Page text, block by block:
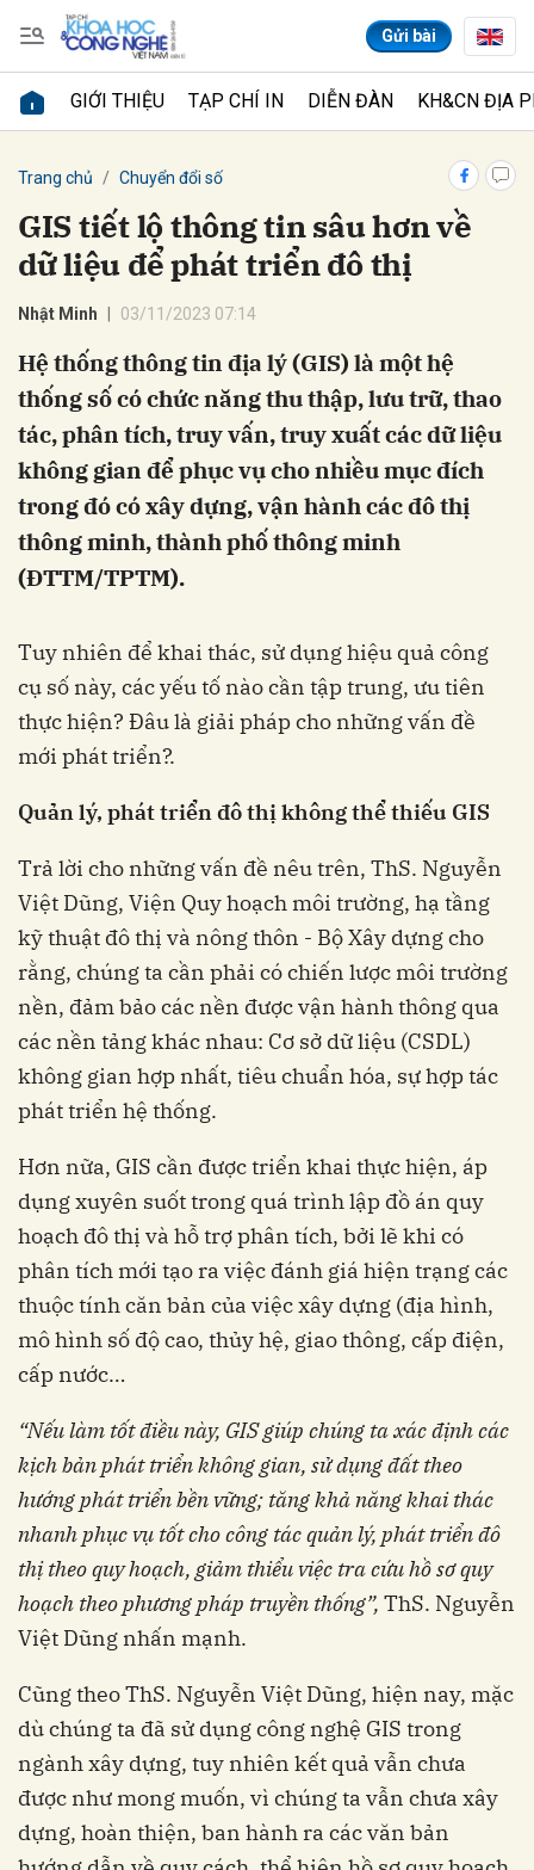
Gửi bài
GIỚI THIỆU TẠP CHÍ IN DIỄN ĐÀN KH&CN ĐỊA
Trang chủ Chuyển đổi số
GIS tiết lộ thông tin sâu hơn về
dữ liệu để phát triển đô thị
Nhật Minh 03/11/2023 07:14
Hệ thống thông tin địa lý (GIS) là một hệ
thống số có chức năng thu thập, lưu trữ, thao
tác, phân tích, truy vấn, truy xuất các dữ liệu
không gian để phục vụ cho nhiều mục đích
trong đó có xây dựng, vận hành các đô thị
thông minh, thành phố thông minh
(ĐTTM/TPTM).
Tuy nhiên để khai thác, sử dụng hiệu quả công
cụ số này, các yếu tố nào cần tập trung, ưu tiên
thực hiện? Đâu là giải pháp cho những vấn đề
mới phát triển?.
Quản lý, phát triển đô thị không thể thiếu GIS
Trả lời cho những vấn đề nêu trên, ThS. Nguyễn
Việt Dũng, Viện Quy hoạch môi trường, hạ tầng
kỹ thuật đô thị và nông thôn - Bộ Xây dựng cho
rằng, chúng ta cần phải có chiến lược môi trường
nền, đảm bảo các nền được vận hành thông qua
các nền tảng khác nhau: Cơ sở dữ liệu (CSDL)
không gian hợp nhất, tiêu chuẩn hóa, sự hợp tác
phát triển hệ thống.
Hơn nữa, GIS cần được triển khai thực hiện, áp
dụng xuyên suốt trong quá trình lập đồ án quy
hoạch đô thị và hỗ trợ phân tích, bởi lẽ khi có
phân tích mới tạo ra việc đánh giá hiện trạng các
thuộc tính căn bản của việc xây dựng (địa hình,
mô hình số độ cao, thủy hệ, giao thông, cấp điện,
cấp nước…
“Nếu làm tốt điều này, GIS giúp chúng ta xác định các
kịch bản phát triển không gian, sử dụng đất theo
hướng phát triển bền vững; tăng khả năng khai thác
nhanh phục vụ tốt cho công tác quản lý, phát triển đô
thị theo quy hoạch, giảm thiểu việc tra cứu hồ sơ quy
hoạch theo phương pháp truyền thống”, ThS. Nguyễn
Việt Dũng nhấn mạnh.
Cũng theo ThS. Nguyễn Việt Dũng, hiện nay, mặc
dù chúng ta đã sử dụng công nghệ GIS trong
ngành xây dựng, tuy nhiên kết quả vẫn chưa
được như mong muốn, vì chúng ta vẫn chưa xây
dựng, hoàn thiện, ban hành ra các văn bản
Gửi bình luận
Hủy Gửi